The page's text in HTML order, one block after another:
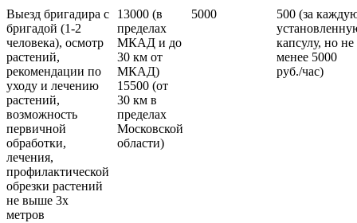
Выезд бригадира с
бригадой (1-2
человека), осмотр
растений,
рекомендации по
уходу и лечению
растений,
возможность
первичной
обработки,
лечения,
профилактической
обрезки растений
не выше 3х
метров
13000 (в
пределах
МКАД и до
30 км от
МКАД)
15500 (от
30 км в
пределах
Московской
области)
5000
500 (за
капсулу, но не
менее 5000
руб./час)